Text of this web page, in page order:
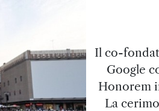
Il co-
Google
Honorem
La